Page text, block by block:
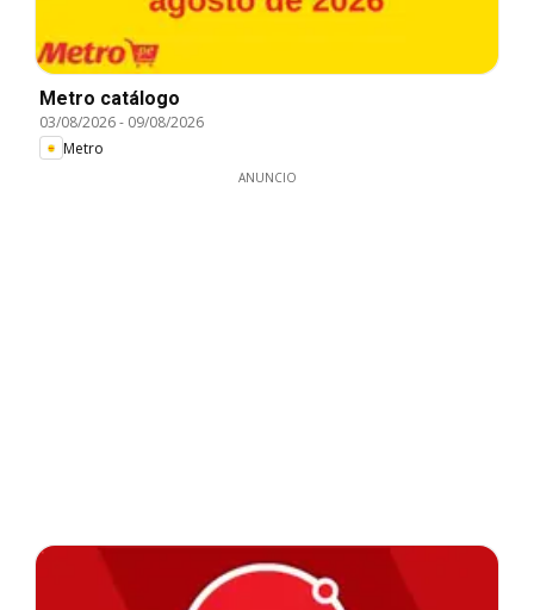
Metro catálogo
03/08/2026- 09/08/2026
Metro
ANUNCIO